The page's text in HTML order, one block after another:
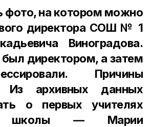
фото, на котором можно
директора СОШ № 1
Виноградова.
был директором, а затем
Причины
Из архивных данных
о первых учителях
школы — Марии